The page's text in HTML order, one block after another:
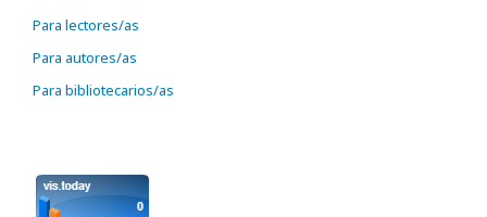
Para lectores/as
Para autores/as
Para bibliotecarios/as